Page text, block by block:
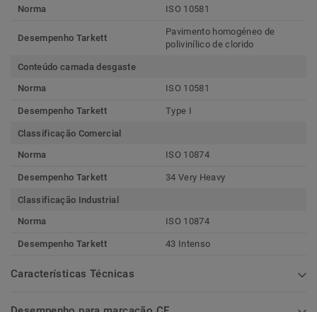
Norma
ISO 10581
Desempenho Tarkett
Pavimento homogéneo de
polivinílico de clorido
Conteúdo camada desgaste
Norma
ISO 10581
Desempenho Tarkett Type I
Classificação Comercial
Norma
ISO 10874
Desempenho Tarkett 34 Very Heavy
Classificação Industrial
Norma
ISO 10874
Desempenho Tarkett 43 Intenso
Características Técnicas